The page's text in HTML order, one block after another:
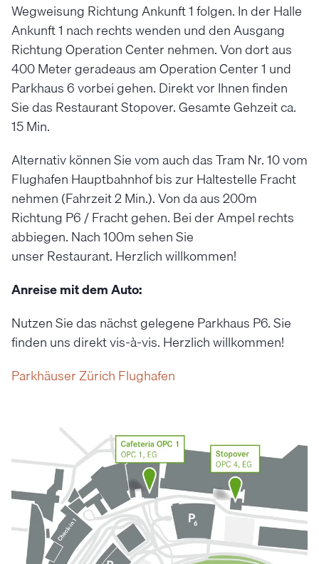
Wegweisung Richtung Ankunft 1 folgen. In der Halle
Ankunft 1 nach rechts wenden und den Ausgang
Richtung Operation Center nehmen. Von dort aus
400 Meter geradeaus am Operation Center 1 und
Parkhaus 6 vorbei gehen. Direkt vor Ihnen finden
Sie das Restaurant Stopover. Gesamte Gehzeit ca.
15 Min.
Alternativ können Sie vom auch das Tram Nr. 10 vom
Flughafen Hauptbahnhof bis zur Haltestelle Fracht
nehmen (Fahrzeit 2 Min.). Von da aus 200m
Richtung P6 / Fracht gehen. Bei der Ampel rechts
abbiegen. Nach 100m sehen Sie
unser Restaurant. Herzlich willkommen!
Anreise mit dem Auto:
Nutzen Sie das nächst gelegene Parkhaus P6. Sie
finden uns direkt vis-à-vis. Herzlich willkommen!
Parkhäuser Zürich Flughafen